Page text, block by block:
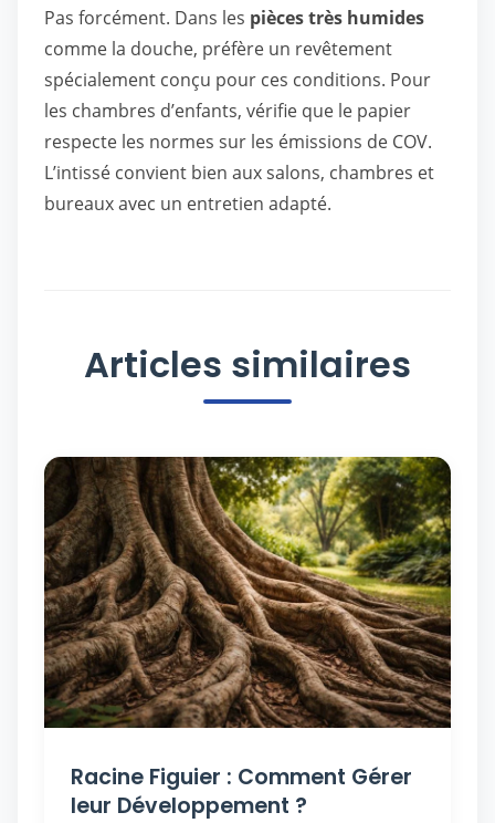
Pas forcément. Dans les pièces très humides
comme la douche, préfère un revêtement
spécialement conçu pour ces conditions. Pour
les chambres d’enfants, vérifie que le papier
respecte les normes sur les émissions de COV.
L’intissé convient bien aux salons, chambres et
bureaux avec un entretien adapté.
Articles similaires
Racine Figuier : Comment Gérer
leur Développement ?